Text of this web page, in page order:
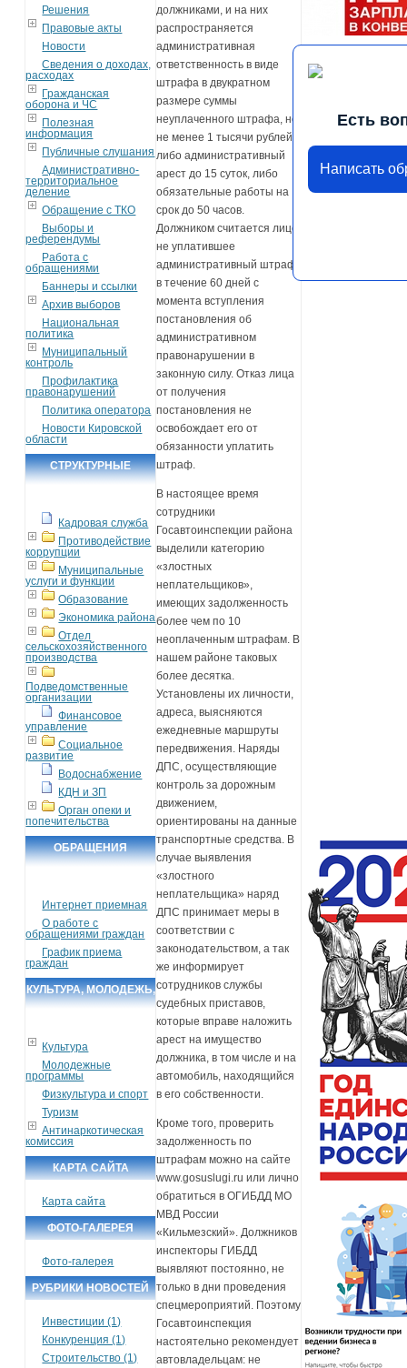
Решения
Правовые акты
Новости
Сведения о доходах,
расходах
Гражданская
оборона и ЧС
Полезная
информация
Публичные слушания
Административно-
территориальное
деление
Обращение с ТКО
Выборы и
референдумы
Работа с
обращениями
Баннеры и ссылки
Архив выборов
Национальная
политика
Муниципальный
контроль
Профилактика
правонарушений
Политика оператора
Новости Кировской
области
СТРУКТУРНЫЕ
Кадровая служба
Противодействие
коррупции
Муниципальные
услуги и функции
Образование
Экономика района
Отдел
сельскохозяйственного
производства
Подведомственные
организации
Финансовое
управление
Социальное
развитие
Водоснабжение
КДН и ЗП
Орган опеки и
попечительства
ОБРАЩЕНИЯ
Интернет приемная
О работе с
обращениями граждан
График приема
граждан
КУЛЬТУРА, МОЛОДЕЖЬ,
Культура
Молодежные
программы
Физкультура и спорт
Туризм
Антинаркотическая
комиссия
КАРТА САЙТА
Карта сайта
ФОТО-ГАЛЕРЕЯ
Фото-галерея
РУБРИКИ НОВОСТЕЙ
Инвестиции (1)
Конкуренция (1)
Строительство (1)
должниками, и на них
распространяется
административная
ответственность в виде
штрафа в двукратном
размере суммы
неуплаченного штрафа, но
не менее 1 тысячи рублей,
либо административный
арест до 15 суток, либо
обязательные работы на
срок до 50 часов.
Должником считается лицо,
не уплатившее
административный штраф
в течение 60 дней с
момента вступления
постановления об
административном
правонарушении в
законную силу. Отказ лица
от получения
постановления не
освобождает его от
обязанности уплатить
штраф.
В настоящее время
сотрудники
Госавтоинспекции района
выделили категорию
«злостных
неплательщиков»,
имеющих задолженность
более чем по 10
неоплаченным штрафам. В
нашем районе таковых
более десятка.
Установлены их личности,
адреса, выясняются
ежедневные маршруты
передвижения. Наряды
ДПС, осуществляющие
контроль за дорожным
движением,
ориентированы на данные
транспортные средства. В
случае выявления
«злостного
неплательщика» наряд
ДПС принимает меры в
соответствии с
законодательством, а так
же информирует
сотрудников службы
судебных приставов,
которые вправе наложить
арест на имущество
должника, в том числе и на
автомобиль, находящийся
в его собственности.
Кроме того, проверить
задолженность по
штрафам можно на сайте
www.gosuslugi.ru или лично
обратиться в ОГИБДД МО
МВД России
«Кильмезский». Должников
инспекторы ГИБДД
выявляют постоянно, не
только в дни проведения
спецмероприятий. Поэтому
Госавтоинспекция
настоятельно рекомендует
автовладельцам: не
Есть
Написать